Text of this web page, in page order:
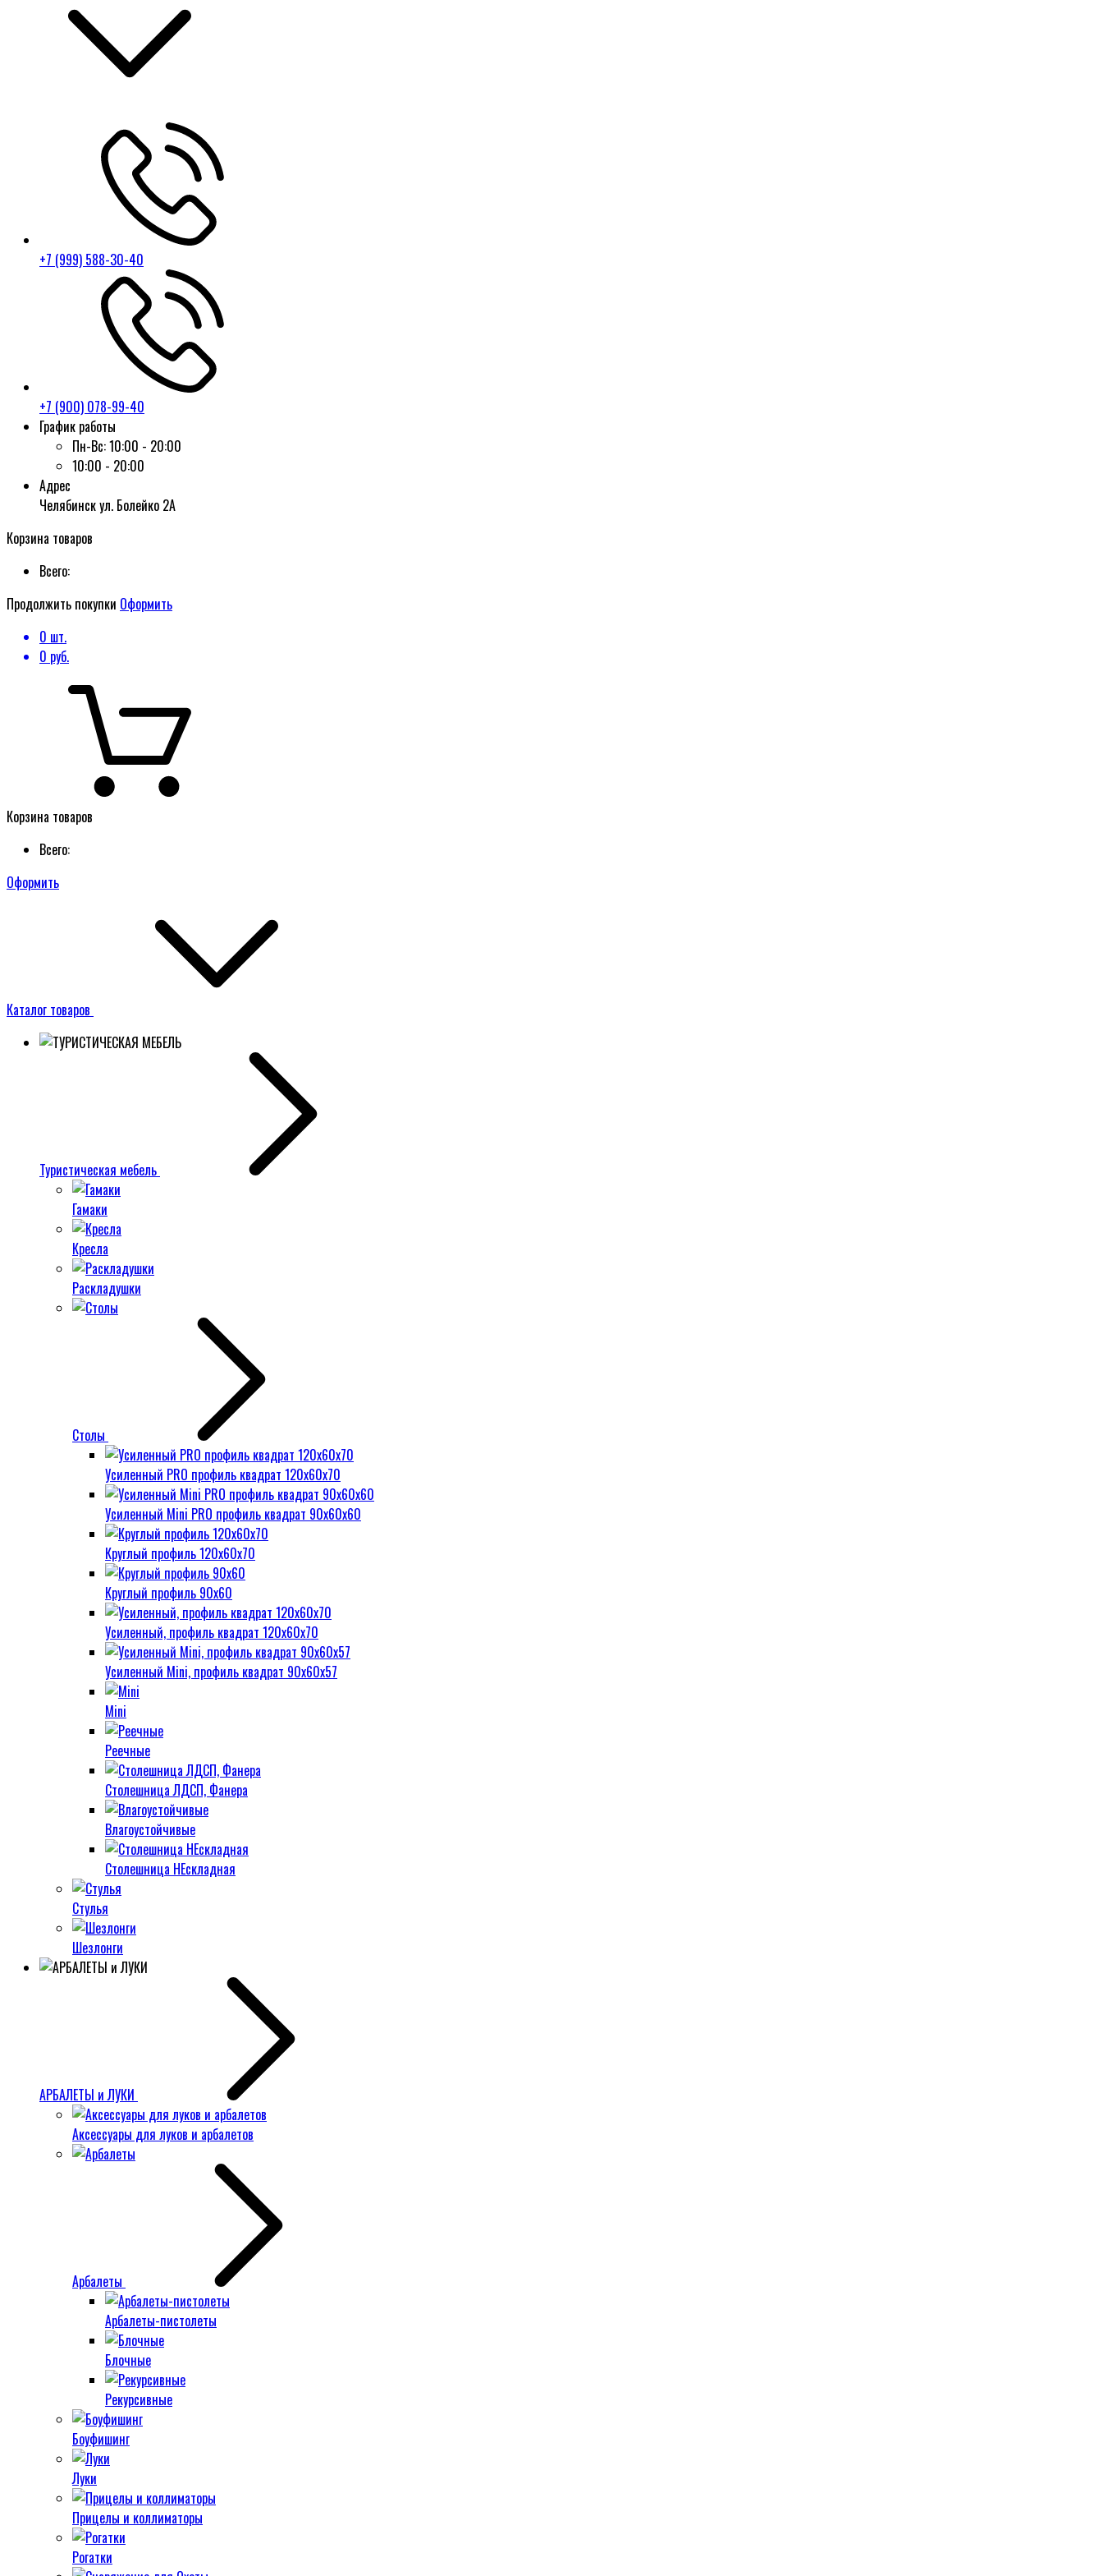
+7 (999) 588-30-40
+7 (900) 078-99-40
График работы
Пн-Вс:10:00 - 20:00
10:00 - 20:00
Адрес
Челябинск ул. Болейко 2А
Корзина товаров
Всего:
Продолжить покупки Оформить
0 шт.
0 руб.
Корзина товаров
Всего:
Оформить
Каталог товаров
Туристическая мебель
Гамаки
Кресла
Раскладушки
Столы
Усиленный PRO профиль квадрат 120х60х70
Усиленный Mini PRO профиль квадрат 90х60х60
Круглый профиль 120х60х70
Круглый профиль 90х60
Усиленный, профиль квадрат 120х60х70
Усиленный Mini, профиль квадрат 90х60х57
Mini
Реечные
Столешница ЛДСП, Фанера
Влагоустойчивые
Столешница НЕскладная
Стулья
Шезлонги
АРБАЛЕТЫ и ЛУКИ
Аксессуары для луков и арбалетов
Арбалеты
Арбалеты-пистолеты
Блочные
Рекурсивные
Боуфишинг
Луки
Прицелы и коллиматоры
Рогатки